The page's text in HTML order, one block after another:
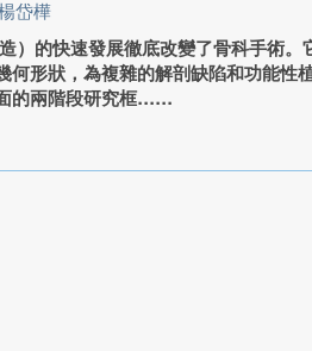
岱樺
）的快速發展徹底改變了骨科手術。
何形狀，為複雜的解剖缺陷和功能性
的兩階段研究框...